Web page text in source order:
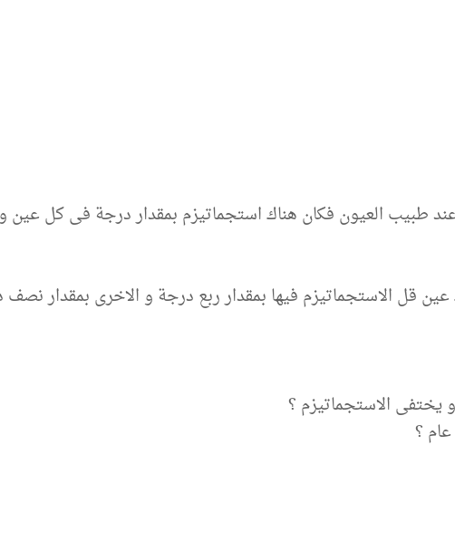
تم فحص نظره عند طبيب العيون فكان هناك استجماتيزم بمقدار درجة فى
قل الاستجماتيزم فيها بمقدار ربع درجة و الاخرى بمقدار
يختفى الاستجماتيزم ؟
؟